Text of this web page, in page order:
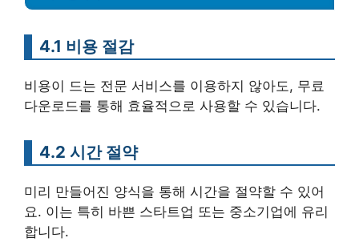
4.1 비용 절감
비용이 드는 전문 서비스를 이용하지 않아도, 무료
다운로드를 통해 효율적으로 사용할 수 있습니다.
4.2 시간 절약
미리 만들어진 양식을 통해 시간을 절약할 수 있어
요. 이는 특히 바쁜 스타트업 또는 중소기업에 유리
합니다.